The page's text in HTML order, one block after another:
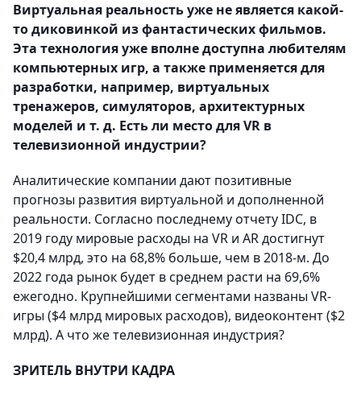
Виртуальная реальность уже не является какой-
то диковинкой из фантастических фильмов.
Эта технология уже вполне доступна любителям
компьютерных игр, а также применяется для
разработки, например, виртуальных
тренажеров, симуляторов, архитектурных
моделей и т. д. Есть ли место для VR в
телевизионной индустрии?
Аналитические компании дают позитивные
прогнозы развития виртуальной и дополненной
реальности. Согласно последнему отчету IDC, в
2019 году мировые расходы на VR и AR достигнут
$20,4 млрд, это на 68,8% больше, чем в 2018-м. До
2022 года рынок будет в среднем расти на 69,6%
ежегодно. Крупнейшими сегментами названы VR-
игры ($4 млрд мировых расходов), видеоконтент ($2
млрд). А что же телевизионная индустрия?
ЗРИТЕЛЬ ВНУТРИ КАДРА